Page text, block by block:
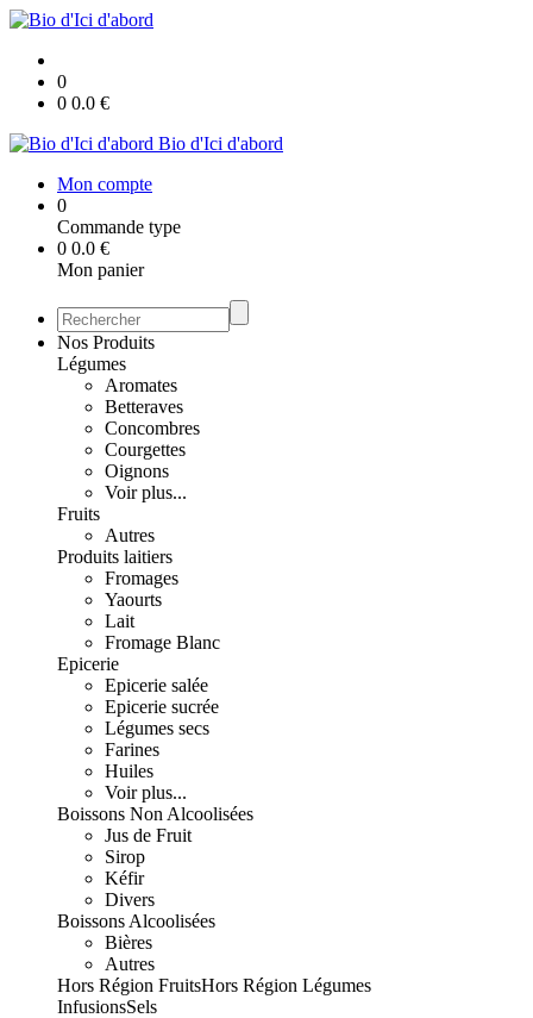
0
0 0.0 €
Bio d'Ici d'abord
Mon compte
0
Commande type
0 0.0 €
Mon panier
Nos Produits
Légumes
Aromates
Betteraves
Concombres
Courgettes
Oignons
Voir plus...
Fruits
Autres
Produits laitiers
Fromages
Yaourts
Lait
Fromage Blanc
Epicerie
Epicerie salée
Epicerie sucrée
Légumes secs
Farines
Huiles
Voir plus...
Boissons Non Alcoolisées
Jus de Fruit
Sirop
Kéfir
Divers
Boissons Alcoolisées
Bières
Autres
Hors Région FruitsHors Région Légumes
InfusionsSels